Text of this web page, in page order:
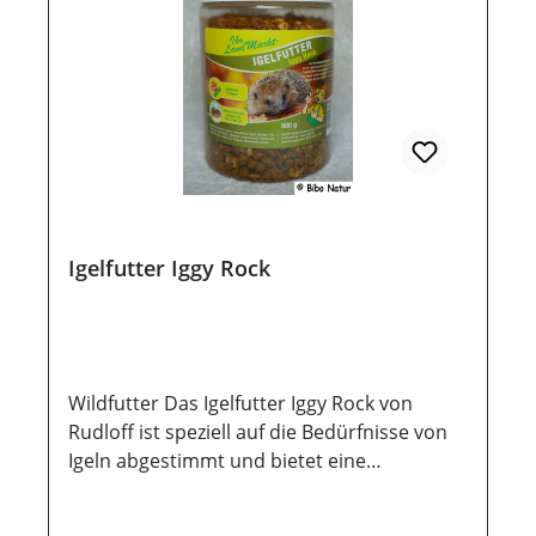
geschützt werden, damit die wertvollen
Inhaltsstoffe lange erhalten bleiben.
Igelfutter Iggy Rock
Wildfutter Das Igelfutter Iggy Rock von
Rudloff ist speziell auf die Bedürfnisse von
Igeln abgestimmt und bietet eine